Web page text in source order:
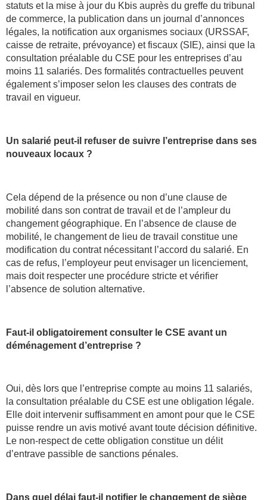
statuts et la mise à jour du Kbis auprès du greffe du tribunal
de commerce, la publication dans un journal d’annonces
légales, la notification aux organismes sociaux (URSSAF,
caisse de retraite, prévoyance) et fiscaux (SIE), ainsi que la
consultation préalable du CSE pour les entreprises d’au
moins 11 salariés. Des formalités contractuelles peuvent
également s’imposer selon les clauses des contrats de
travail en vigueur.
Un salarié peut-il refuser de suivre l’entreprise dans ses
nouveaux locaux ?
Cela dépend de la présence ou non d’une clause de
mobilité dans son contrat de travail et de l’ampleur du
changement géographique. En l’absence de clause de
mobilité, le changement de lieu de travail constitue une
modification du contrat nécessitant l’accord du salarié. En
cas de refus, l’employeur peut envisager un licenciement,
mais doit respecter une procédure stricte et vérifier
l’absence de solution alternative.
Faut-il obligatoirement consulter le CSE avant un
déménagement d’entreprise ?
Oui, dès lors que l’entreprise compte au moins 11 salariés,
la consultation préalable du CSE est une obligation légale.
Elle doit intervenir suffisamment en amont pour que le CSE
puisse rendre un avis motivé avant toute décision définitive.
Le non-respect de cette obligation constitue un délit
d’entrave passible de sanctions pénales.
Dans quel délai faut-il notifier le changement de siège